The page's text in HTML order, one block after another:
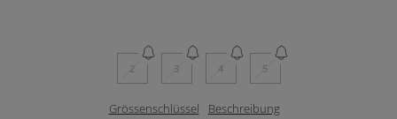
2 3 4 5
Grössenschlüssel Beschreibung